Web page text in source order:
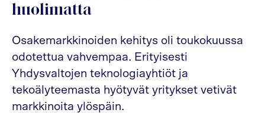
huolimatta
Osakemarkkinoiden kehitys oli toukokuussa
odotettua vahvempaa. Erityisesti
Yhdysvaltojen teknologiayhtiöt ja
tekoälyteemasta hyötyvät yritykset vetivät
markkinoita ylöspäin.